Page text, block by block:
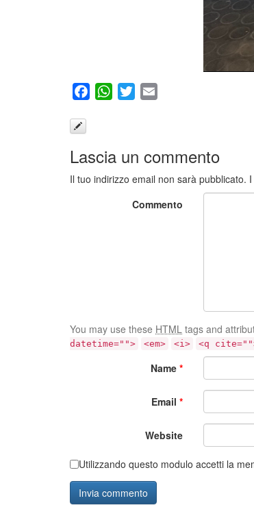
FacebookWhatsApp
Twitter
Lascia un commento
Il tuo indirizzo email non sarà pubblicato.
Commento
You may use these HTML tags and
datetime="">
<em> <i> <q
Name *
Email *
Website
Utilizzando questo modulo accetti la